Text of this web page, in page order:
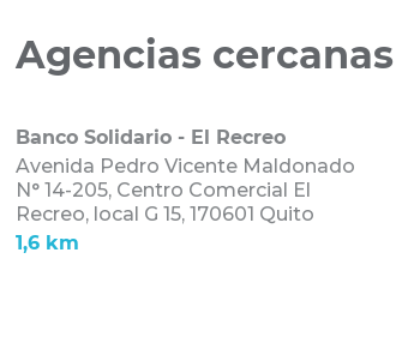
Agencias cercanas
Banco Solidario - El Recreo
Avenida Pedro Vicente Maldonado
N° 14-205, Centro Comercial El
Recreo, local G 15, 170601 Quito
1,6 km